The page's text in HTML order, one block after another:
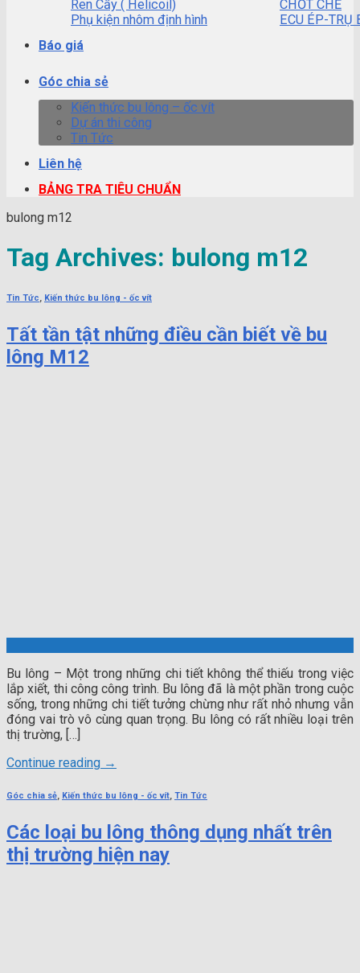
Ren Cấy ( Helicoil)
CHỐT CHẺ
Phụ kiện nhôm định hình
ECU ÉP-TRỤ
Báo giá
Góc chia sẻ
Kiến thức bu lông – ốc vít
Dự án thi công
Tin Tức
Liên hệ
BẢNG TRA TIÊU CHUẨN
bulong m12
Tag Archives: bulong m12
Tin Tức, Kiến thức bu lông - ốc vít
Tất tần tật những điều cần biết về bu
lông M12
Bu lông – Một trong những chi tiết không thể thiếu trong việc
lắp xiết, thi công công trình. Bu lông đã là một phần trong cuộc
sống, trong những chi tiết tưởng chừng như rất nhỏ nhưng vẫn
đóng vai trò vô cùng quan trọng. Bu lông có rất nhiều loại trên
thị trường, […]
Continue reading →
Góc chia sẻ, Kiến thức bu lông - ốc vít, Tin Tức
Các loại bu lông thông dụng nhất trên
thị trường hiện nay